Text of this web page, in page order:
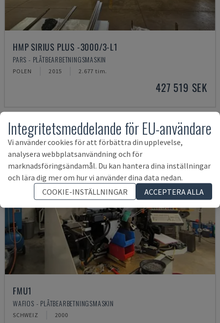
HMP SIRIUS PLUS -3000/3-L1
PARS - PLÅTBEARBETNINGSMASKIN
POLEN 2015 2.677 tim.
427 519 SEK
FMU1
WAFIOS - PLÅTBEARBETNINGSMASKIN
SCHWEIZ 2000
Integritetsmeddelande för EU-användare
Vi använder cookies för att förbättra din upplevelse,
analysera webbplatsanvändning och för
marknadsföringsändamål. Du kan hantera dina inställningar
och lära dig mer om hur vi använder dina data nedan.
COOKIE-INSTÄLLNINGAR
ACCEPTERA ALLA